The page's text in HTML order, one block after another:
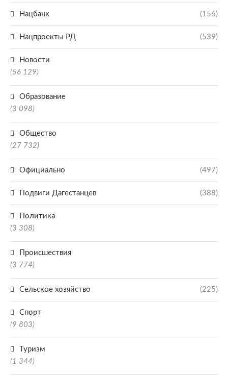
Нацбанк (156)
Нацпроекты РД (539)
Новости
(56 129)
Образование
(3 098)
Общество
(27 732)
Официально (497)
Подвиги Дагестанцев (388)
Политика
(3 308)
Происшествия
(3 774)
Сельское хозяйство (225)
Спорт
(9 803)
Туризм
(1 344)